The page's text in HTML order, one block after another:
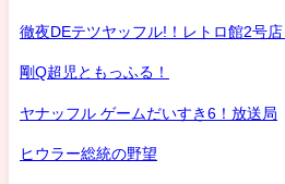
徹夜DEテツヤッフル!！レトロ館2号店
剛Q超児ともっふる！
ヤナッフル ゲームだいすき6！放送局
ヒウラー総統の野望